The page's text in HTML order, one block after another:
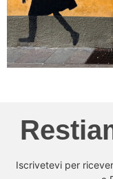
Iscrivetevi per